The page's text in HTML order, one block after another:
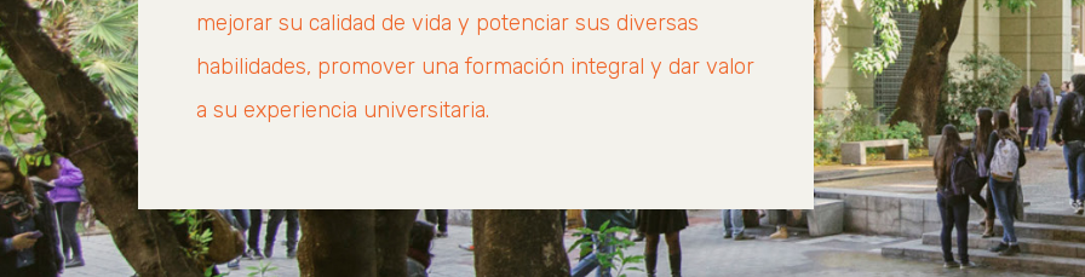
mejorar su calidad de vida y potenciar sus diversas
habilidades, promover una formación integral y dar valor
a su experiencia universitaria.